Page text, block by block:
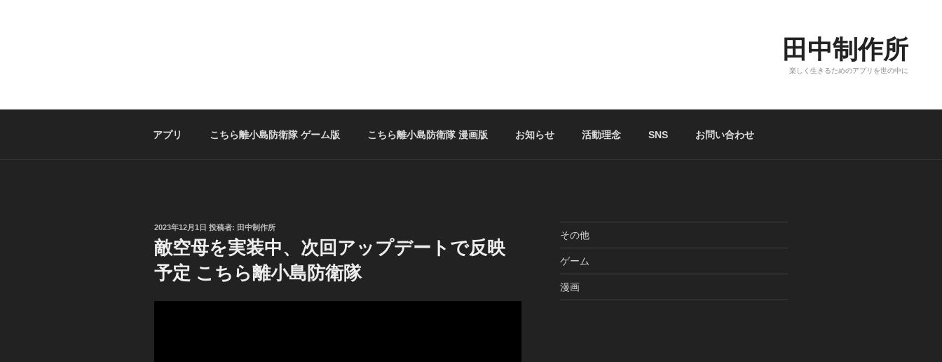
ス
田中制作所
楽しく生きるためのアプリを世の中に
アプリ こちら離小島防衛隊 ゲーム版 こちら離小島防衛隊 漫画版 お知らせ 活動理念 SNS お問い合わせ
投
稿
日:
2023年12月1日 投稿者: 田中制作所
敵空母を実装中、次回アップデートで反映
予定 こちら離小島防衛隊
その他
ゲーム
漫画